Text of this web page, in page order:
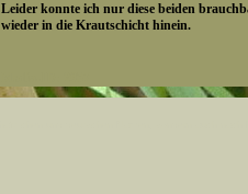
Leider konnte ich nur diese beiden
wieder in die Krautschicht hinein.